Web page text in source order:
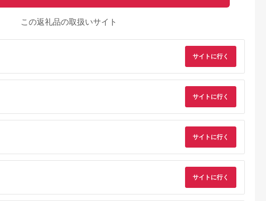
この返礼品の取扱いサイト
サイトに行く
サイトに行く
サイトに行く
サイトに行く